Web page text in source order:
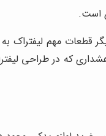
است.
قطعات مهم لیفتراک
که در طراحی